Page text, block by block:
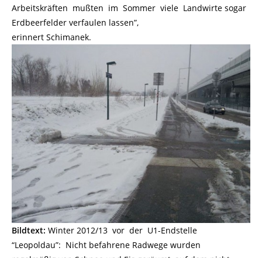
Arbeitskräften mußten im Sommer viele Landwirte sogar
Erdbeerfelder verfaulen lassen”,
erinnert Schimanek.
Bildtext: Winter 2012/13 vor der U1-Endstelle
“Leopoldau”: Nicht befahrene Radwege wurden